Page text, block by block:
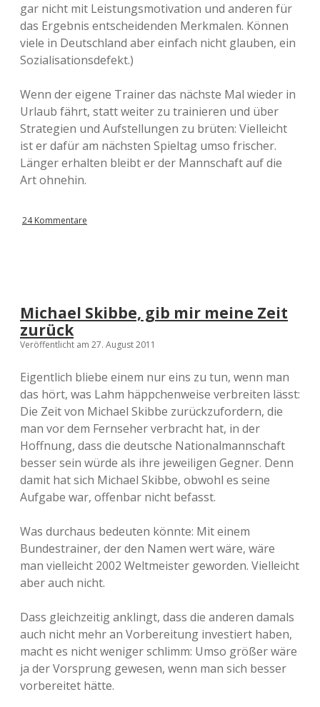
gar nicht mit Leistungsmotivation und anderen für
das Ergebnis entscheidenden Merkmalen. Können
viele in Deutschland aber einfach nicht glauben, ein
Sozialisationsdefekt.)
Wenn der eigene Trainer das nächste Mal wieder in
Urlaub fährt, statt weiter zu trainieren und über
Strategien und Aufstellungen zu brüten: Vielleicht
ist er dafür am nächsten Spieltag umso frischer.
Länger erhalten bleibt er der Mannschaft auf die
Art ohnehin.
24 Kommentare
Michael Skibbe, gib mir meine Zeit
zurück
Veröffentlicht am 27. August 2011
Eigentlich bliebe einem nur eins zu tun, wenn man
das hört, was Lahm häppchenweise verbreiten lässt:
Die Zeit von Michael Skibbe zurückzufordern, die
man vor dem Fernseher verbracht hat, in der
Hoffnung, dass die deutsche Nationalmannschaft
besser sein würde als ihre jeweiligen Gegner. Denn
damit hat sich Michael Skibbe, obwohl es seine
Aufgabe war, offenbar nicht befasst.
Was durchaus bedeuten könnte: Mit einem
Bundestrainer, der den Namen wert wäre, wäre
man vielleicht 2002 Weltmeister geworden. Vielleicht
aber auch nicht.
Dass gleichzeitig anklingt, dass die anderen damals
auch nicht mehr an Vorbereitung investiert haben,
macht es nicht weniger schlimm: Umso größer wäre
ja der Vorsprung gewesen, wenn man sich besser
vorbereitet hätte.